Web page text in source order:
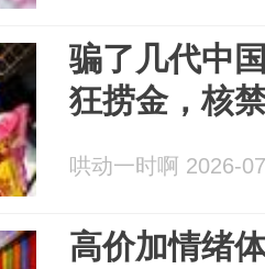
骗了几代中
狂捞金，核
哄动一时啊 2026-
高价加情绪